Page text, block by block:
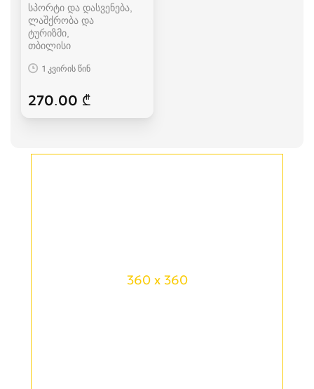
სპორტი და დასვენება,
ლაშქრობა და
ტურიზმი
თბილისი
1 კვირის წინ
270.00 ₾
360 x 360